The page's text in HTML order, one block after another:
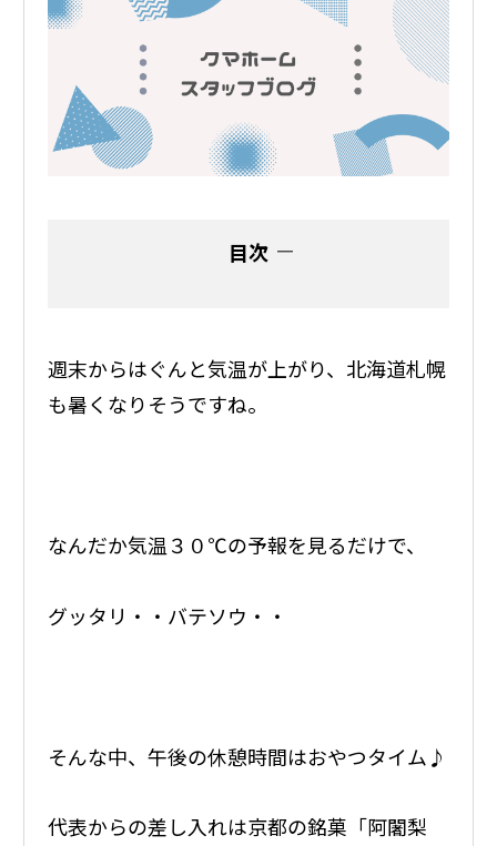
目次
週末からはぐんと気温が上がり、北海道札幌
も暑くなりそうですね。
なんだか気温３０℃の予報を見るだけで、
グッタリ・・バテソウ・・
そんな中、午後の休憩時間はおやつタイム♪
代表からの差し入れは京都の銘菓「阿闍梨